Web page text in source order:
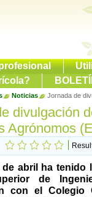
Noticias Jornada de
divulgación
Agrónomos
abril ha tenido
de
con el Colegio